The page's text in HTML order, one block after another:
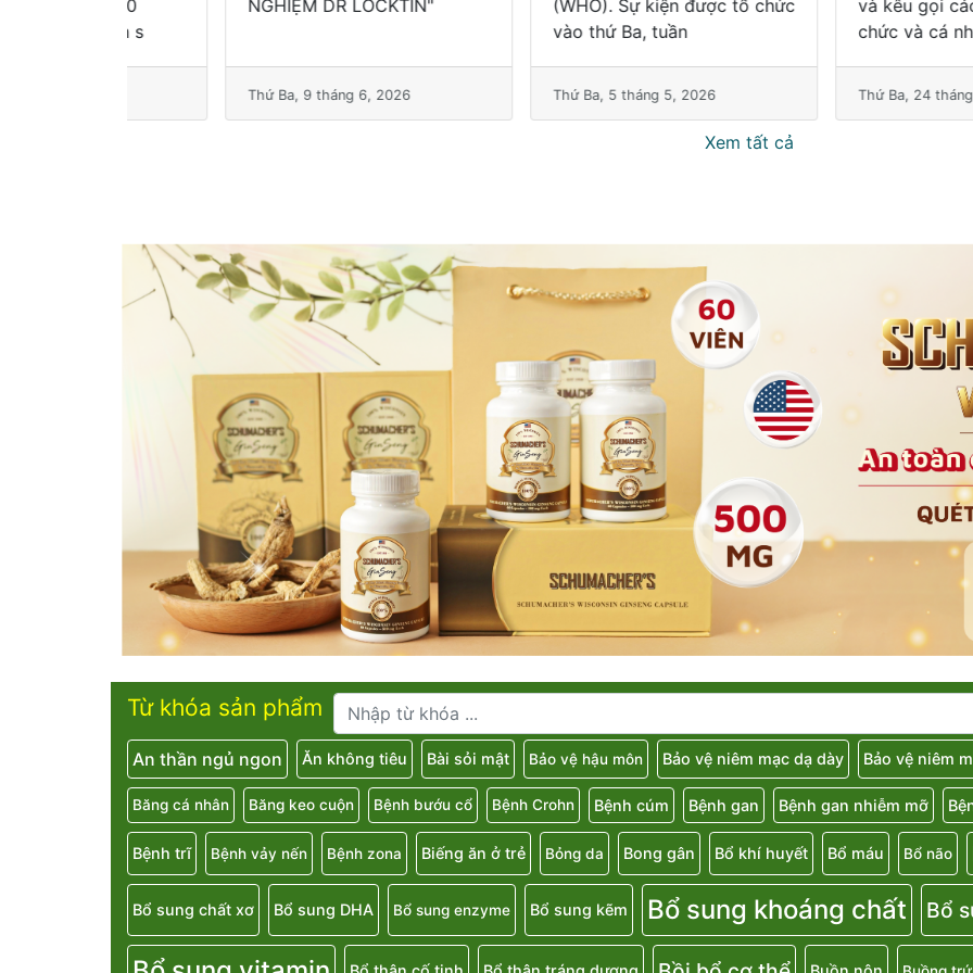
NGHIỆM DR LOCKTIN"
Thứ Ba, 9 tháng 6, 2026
(WHO). Sự kiện được tổ chức
vào thứ Ba, tuần
Thứ Ba, 5 tháng 5, 2026
và kêu gọi các quốc gia,
chức và cá nhân cùng
Thứ Ba, 24 tháng 3, 2026
Từ khóa sản phẩm
An thần ngủ ngon Ăn không tiêu Bài sỏi mật Bảo vệ hậu môn Bảo vệ niêm mạc dạ dày Bảo vệ niêm
Băng cá nhân Băng keo cuộn Bệnh bướu cổ Bệnh Crohn Bệnh cúm Bệnh gan Bệnh gan nhiễm mỡ
Bệnh trĩ Bệnh vảy nến Bệnh zona Biếng ăn ở trẻ Bỏng da Bong gân Bổ khí huyết Bổ máu Bổ não
Bổ sung chất xơ Bổ sung DHA Bổ sung enzyme Bổ sung kẽm Bổ sung khoáng chất Bổ